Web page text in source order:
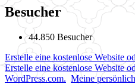
Besucher
44.850 Besucher
Erstelle eine kostenlose Website
Erstelle eine kostenlose Website
WordPress.com. Meine